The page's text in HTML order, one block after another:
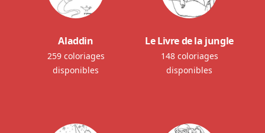
Aladdin
259 coloriages
disponibles
Le Livre de la jungle
148 coloriages
disponibles